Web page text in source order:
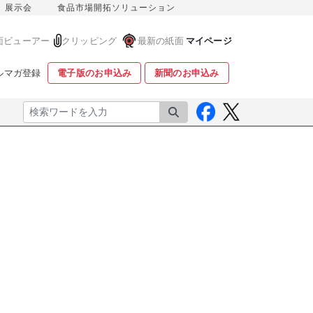
展示会 食品市場開拓ソリューション
ビューアー クリッピング 最新の紙面 マイページ
マガ登録 電子版のお申込み 新聞のお申込み
検索